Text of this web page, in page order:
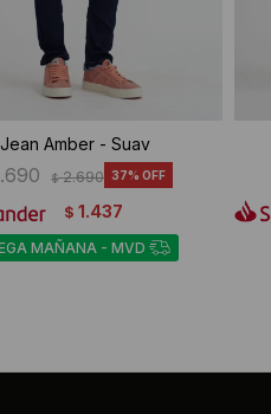
Jean Amber - Suav
$ 2.690 37
$ 1.437
MAÑANA - MVD